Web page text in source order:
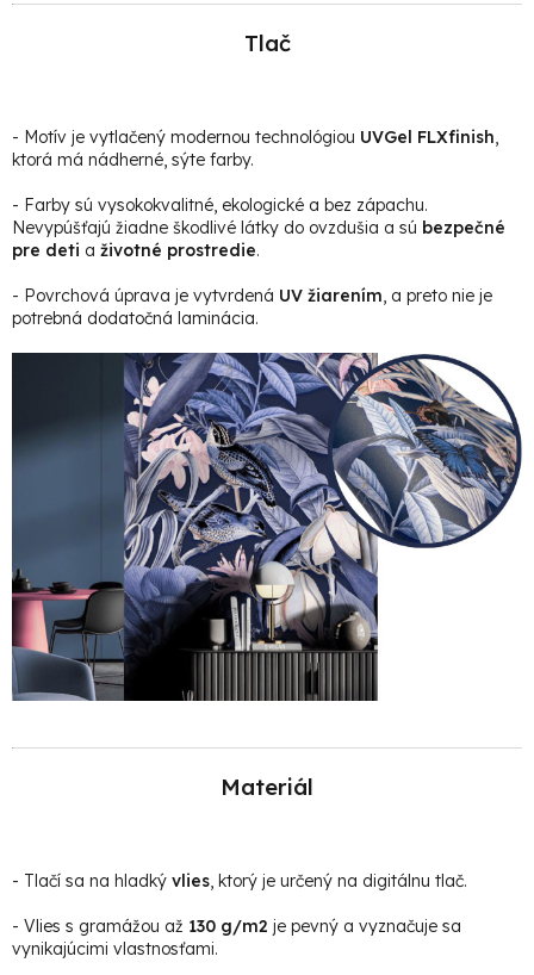
Tlač
- Motív je vytlačený modernou technológiou UVGel FLXfinish,
ktorá má nádherné, sýte farby.
- Farby sú vysokokvalitné, ekologické a bez zápachu.
Nevypúšťajú žiadne škodlivé látky do ovzdušia a sú bezpečné
pre deti a životné prostredie.
- Povrchová úprava je vytvrdená UV žiarením, a preto nie je
potrebná dodatočná laminácia.
Materiál
- Tlačí sa na hladký vlies, ktorý je určený na digitálnu tlač.
- Vlies s gramážou až 130 g/m2 je pevný a vyznačuje sa
vynikajúcimi vlastnosťami.